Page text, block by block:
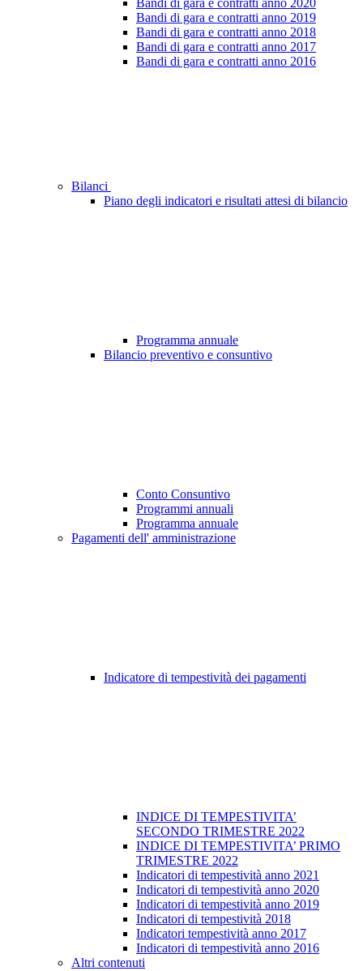
Bandi di gara e contratti anno 2020
Bandi di gara e contratti anno 2019
Bandi di gara e contratti anno 2018
Bandi di gara e contratti anno 2017
Bandi di gara e contratti anno 2016
Bilanci
Piano degli indicatori e risultati attesi di bilancio
Programma annuale
Bilancio preventivo e consuntivo
Conto Consuntivo
Programmi annuali
Programma annuale
Pagamenti dell' amministrazione
Indicatore di tempestività dei pagamenti
INDICE DI TEMPESTIVITA’
SECONDO TRIMESTRE 2022
INDICE DI TEMPESTIVITA’ PRIMO
TRIMESTRE 2022
Indicatori di tempestività anno 2021
Indicatori di tempestività anno 2020
Indicatori di tempestività anno 2019
Indicatori di tempestività 2018
Indicatori tempestività anno 2017
Indicatori di tempestività anno 2016
Altri contenuti